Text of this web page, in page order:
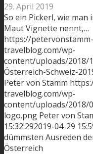
29. April 2019
So ein Pickerl, wie man
Maut Vignette nennt,…
https://petervonstamm-
travelblog.com/wp-
content/uploads/2018/
Österreich-Schweiz-
Peter von Stamm
travelblog.com/wp-
content/uploads/2018/
logo.png Peter von
15:32:292019-04-29
dümmsten Ausreden
Österreich